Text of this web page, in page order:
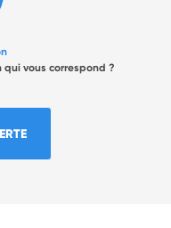
vous correspond ?